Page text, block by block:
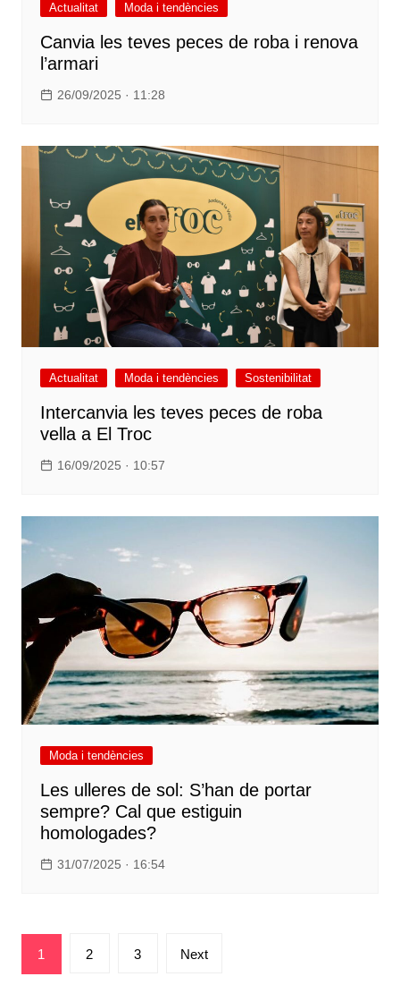
Actualitat Moda i tendències
Canvia les teves peces de roba i renova
l’armari
26/09/2025 · 11:28
Actualitat Moda i tendències Sostenibilitat
Intercanvia les teves peces de roba
vella a El Troc
16/09/2025 · 10:57
Moda i tendències
Les ulleres de sol: S’han de portar
sempre? Cal que estiguin
homologades?
31/07/2025 · 16:54
Paginació
de
1 2 3 Next